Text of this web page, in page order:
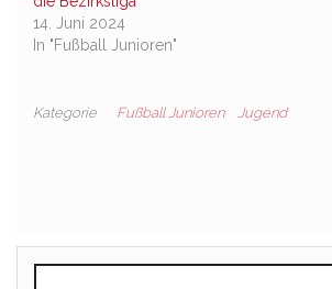
14. Juni 2024
In "Fußball Junioren"
Kategorie Fußball Junioren Jugend